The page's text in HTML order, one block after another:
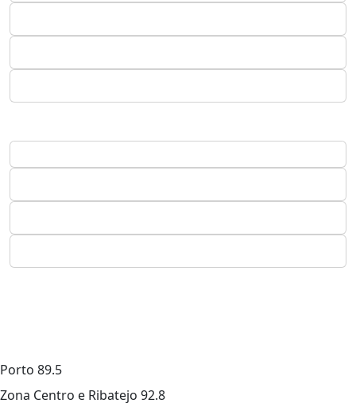
Porto 89.5
Zona Centro e Ribatejo 92.8